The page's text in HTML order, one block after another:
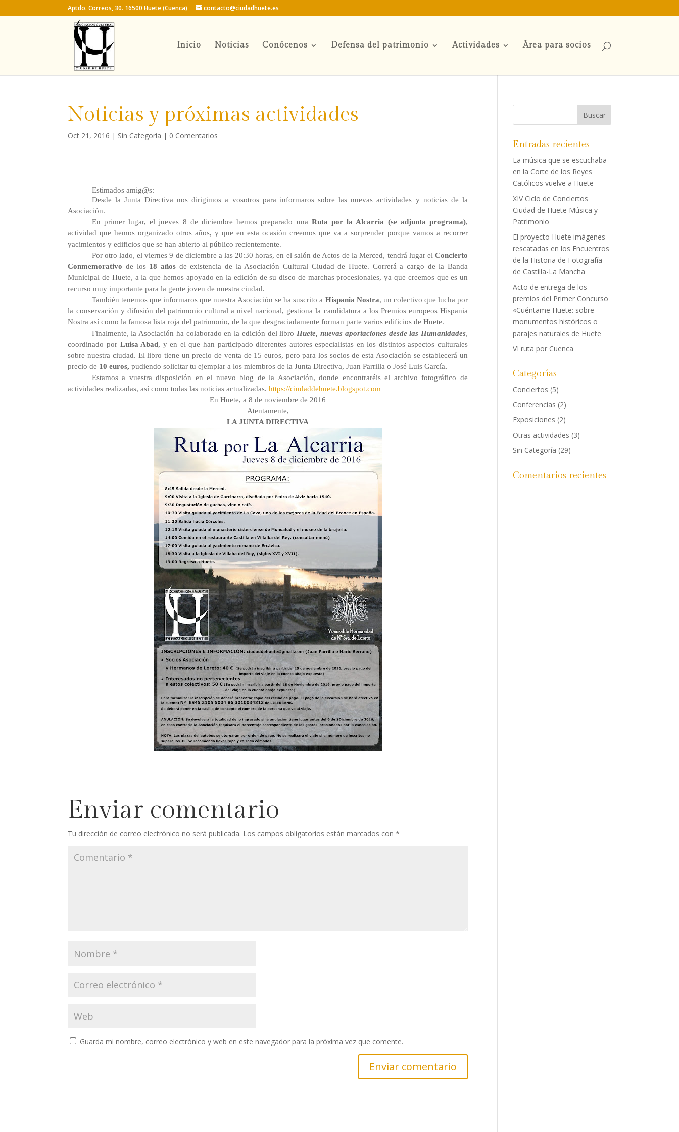
Aptdo. Correos, 30. 16500 Huete (Cuenca) contacto@ciudadhuete.es
Inicio Noticias Conócenos Defensa del patrimonio Actividades Área para socios
Noticias y próximas actividades
Oct 21, 2016 | Sin Categoría | 0 Comentarios
Estimados amig@s:
Desde la Junta Directiva nos dirigimos a vosotros para informaros sobre las nuevas actividades y noticias de la
Asociación.
En primer lugar, el jueves 8 de diciembre hemos preparado una Ruta por la Alcarria (se adjunta programa),
actividad que hemos organizado otros años, y que en esta ocasión creemos que va a sorprender porque vamos a recorrer
yacimientos y edificios que se han abierto al público recientemente.
Por otro lado, el viernes 9 de diciembre a las 20:30 horas, en el salón de Actos de la Merced, tendrá lugar elConcierto
Conmemorativo de los 18 años de existencia de la Asociación Cultural Ciudad de Huete. Correrá a cargo de la Banda
Municipal de Huete, a la que hemos apoyado en la edición de su disco de marchas procesionales, ya que creemos que es un
recurso muy importante para la gente joven de nuestra ciudad.
También tenemos que informaros que nuestra Asociación se ha suscrito a Hispania Nostra, un colectivo que lucha por
la conservación y difusión del patrimonio cultural a nivel nacional, gestiona la candidatura a los Premios europeos Hispania
Nostra así como la famosa lista roja del patrimonio, de la que desgraciadamente forman parte varios edificios de Huete.
Finalmente, la Asociación ha colaborado en la edición del libro Huete, nuevas aportaciones desde las Humanidades,
coordinado por Luisa Abad, y en el que han participado diferentes autores especialistas en los distintos aspectos culturales
sobre nuestra ciudad. El libro tiene un precio de venta de 15 euros, pero para los socios de esta Asociación se establecerá un
precio de 10 euros,pudiendo solicitar tu ejemplar a los miembros de la Junta Directiva, Juan Parrilla o José Luis García.
Estamos a vuestra disposición en el nuevo blog de la Asociación, donde encontraréis el archivo fotográfico de
actividades realizadas, así como todas las noticias actualizadas.https://ciudaddehuete.blogspot.com
En Huete, a 8 de noviembre de 2016
Atentamente,
LA JUNTA DIRECTIVA
Enviar comentario
Tu dirección de correo electrónico no será publicada. Los campos obligatorios están marcados con*
Guarda mi nombre, correo electrónico y web en este navegador para la próxima vez que comente.
Entradas recientes
La música que se escuchaba
en la Corte de los Reyes
Católicos vuelve a Huete
XIV Ciclo de Conciertos
Ciudad de Huete Música y
Patrimonio
El proyecto Huete imágenes
rescatadas en los Encuentros
de la Historia de Fotografía
de Castilla-La Mancha
Acto de entrega de los
premios del Primer Concurso
«Cuéntame Huete: sobre
monumentos históricos o
parajes naturales de Huete
VI ruta por Cuenca
Categorías
Conciertos (5)
Conferencias (2)
Exposiciones (2)
Otras actividades (3)
Sin Categoría (29)
Comentarios recientes